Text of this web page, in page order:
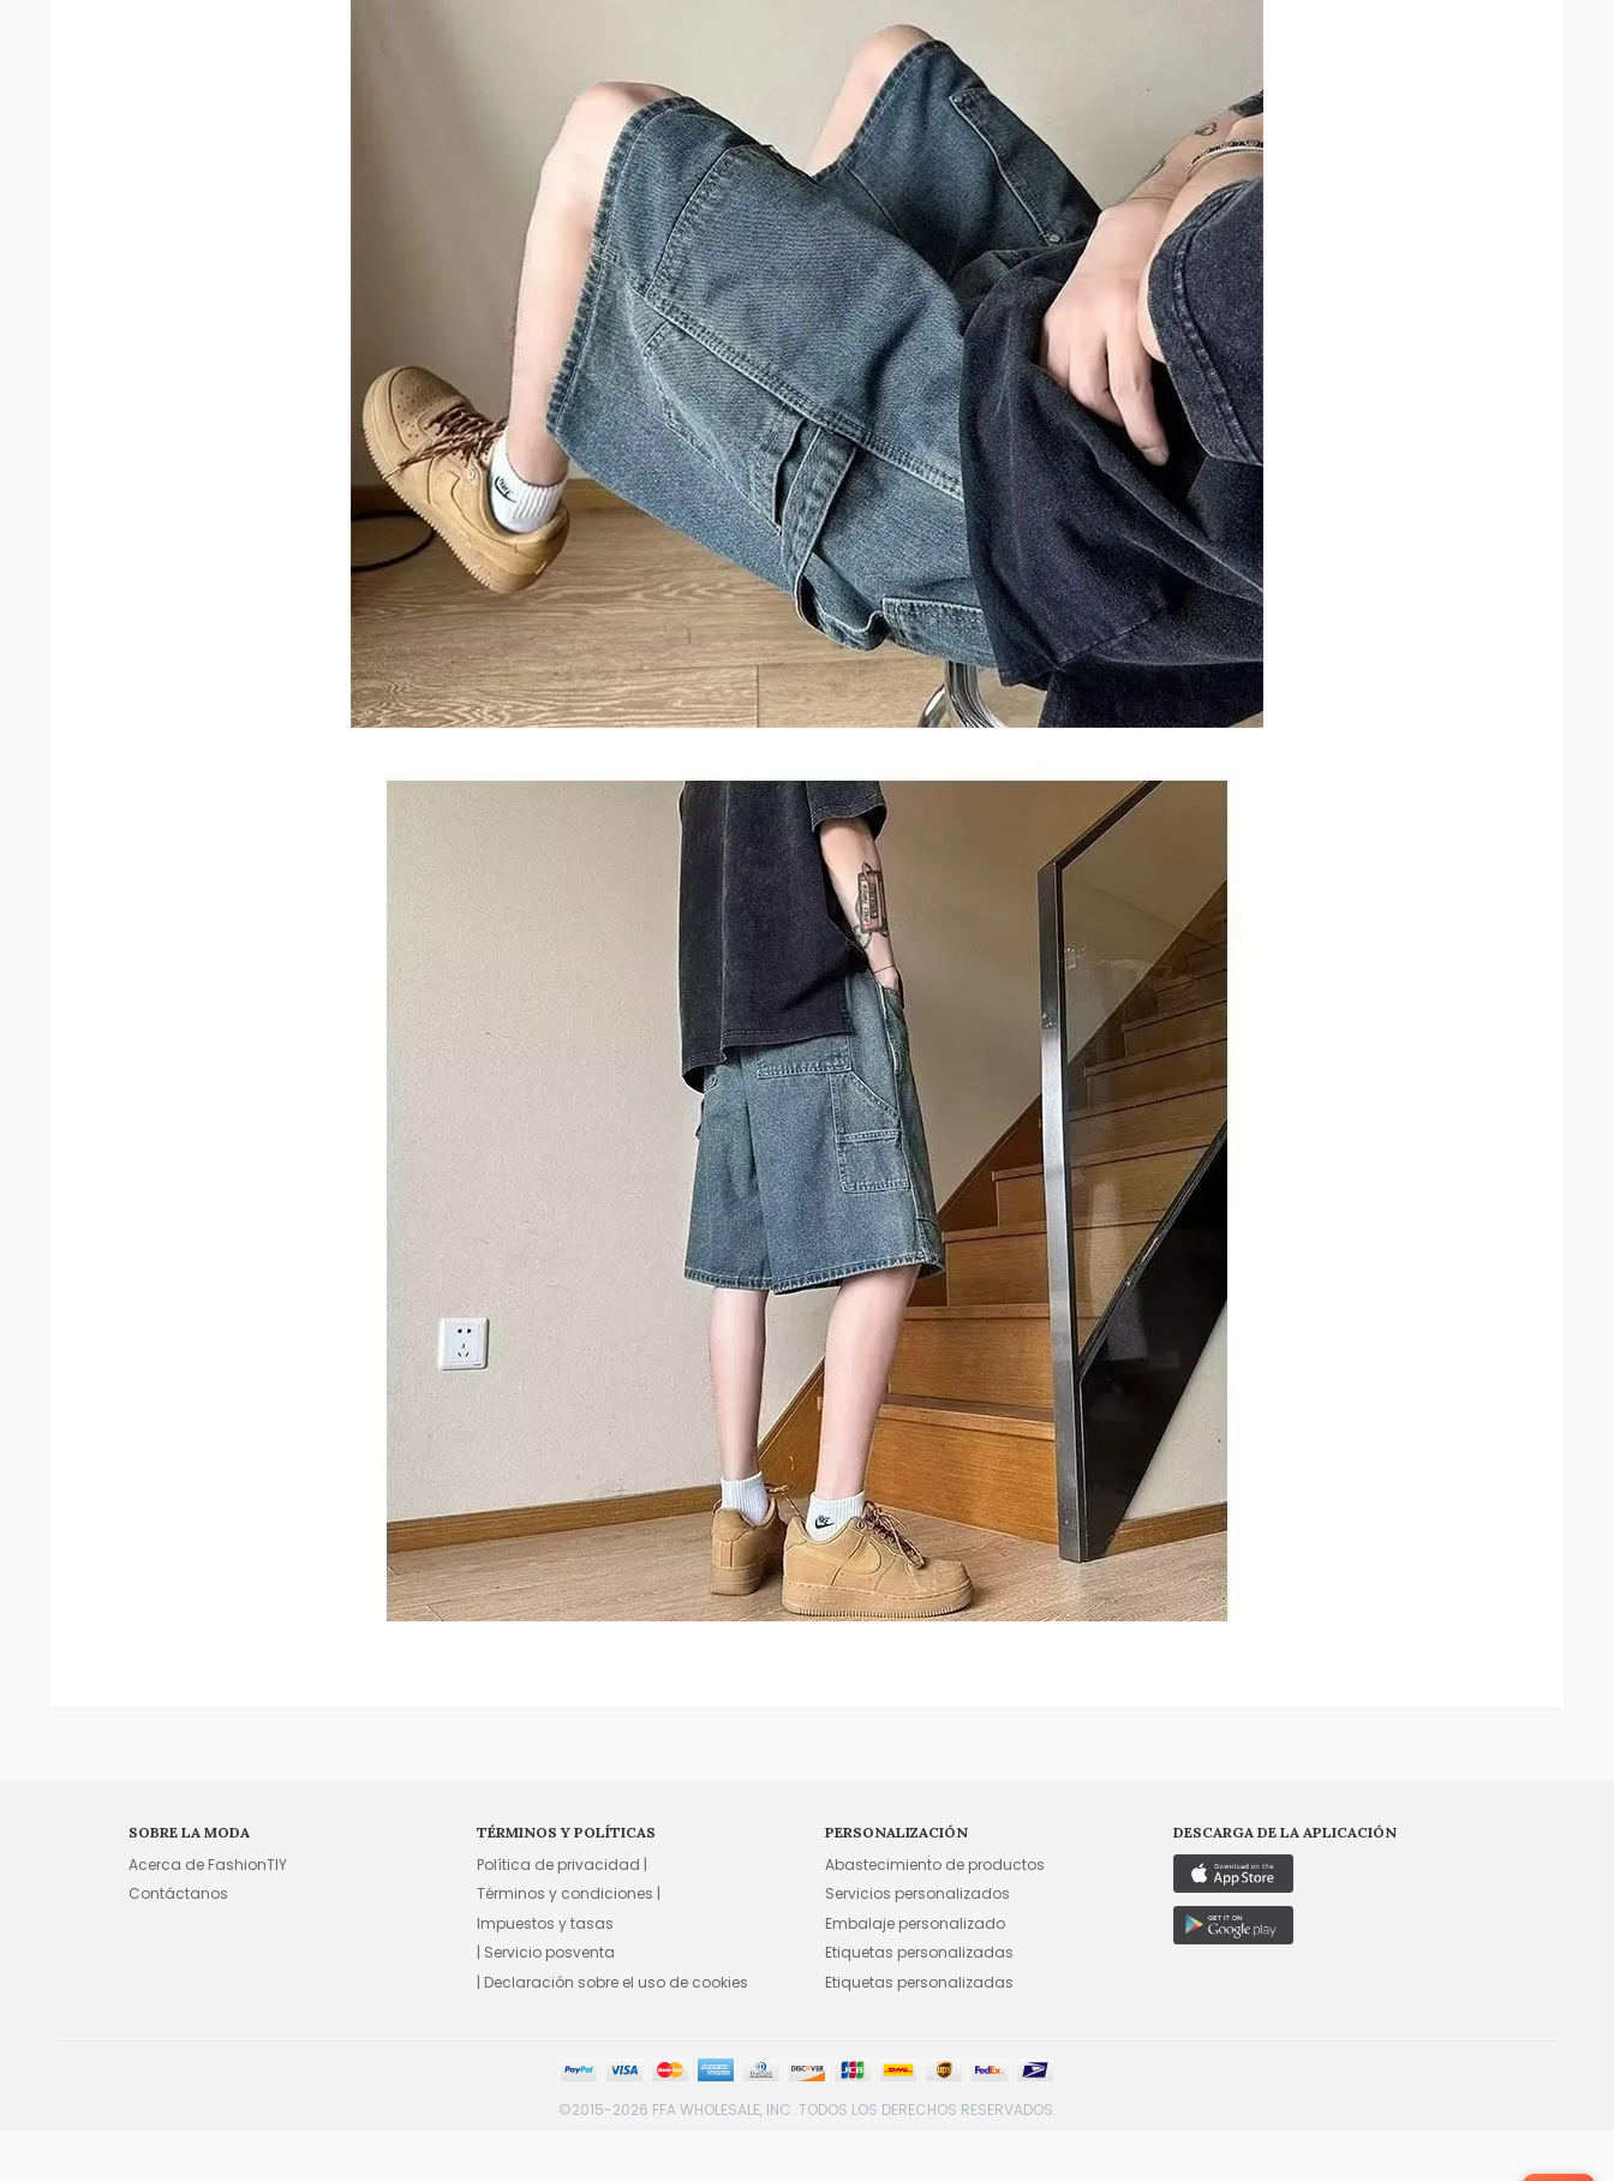
SOBRE LA MODA
Acerca de FashionTIY
Contáctanos
TÉRMINOS Y POLÍTICAS
Política de privacidad |
Términos y condiciones |
Impuestos y tasas
| Servicio posventa
| Declaración sobre el uso de cookies
PERSONALIZACIÓN
Abastecimiento de productos
Servicios personalizados
Embalaje personalizado
Etiquetas personalizadas
Etiquetas personalizadas
DESCARGA DE LA APLICACIÓN
©2015-2026 FFA WHOLESALE, INC. TODOS LOS DERECHOS RESERVADOS.